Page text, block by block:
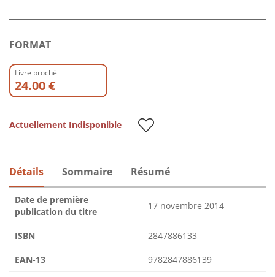
FORMAT
Livre broché
24.00 €
Actuellement Indisponible
Détails Sommaire Résumé
Date de première
publication du titre
17 novembre 2014
ISBN 2847886133
EAN-13 9782847886139